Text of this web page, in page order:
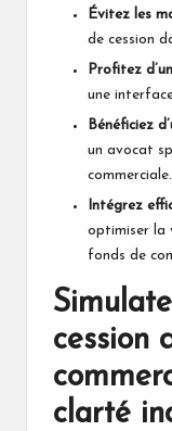
Évitez les
de cession
Profitez
une
Bénéficiez
un avocat
commerciale.
Intégrez
optimiser la
fonds de
cession
clarté